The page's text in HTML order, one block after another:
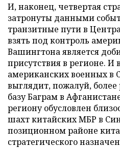
И, наконец, четвертая
затронуты данными
транзитные пути в
взять под контроль
Вашингтона является
присутствия в регионе. И
американских военных
выглядит, пожалуй,
базу Баграм в
региону обусловлен
шахт китайских МБР в
позиционном районе
стратегического